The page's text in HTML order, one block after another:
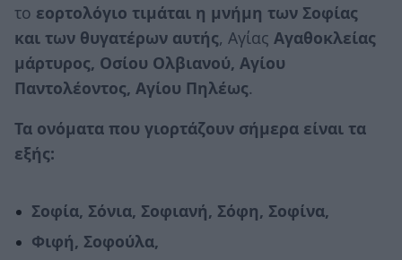
το εορτολόγιο τιμάται η μνήμη των Σοφίας
και των θυγατέρων αυτής, Αγίας Αγαθοκλείας
μάρτυρος, Οσίου Ολβιανού, Αγίου
Παντολέοντος, Αγίου Πηλέως.
Τα ονόματα που γιορτάζουν σήμερα είναι τα
εξής:
Σοφία, Σόνια, Σοφιανή, Σόφη, Σοφίνα,
Φιφή, Σοφούλα,